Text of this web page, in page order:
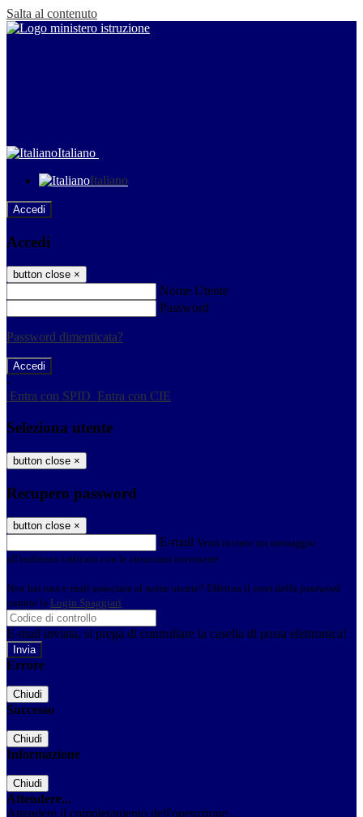
Salta al contenuto
Italiano
Italiano
Accedi
Accedi
button close ×
Nome Utente
Password
Password dimenticata?
-
Entra con SPID Entra con CIE
Seleziona utente
button close ×
Recupero password
button close ×
E-mail Verrà inviato un messaggio
all'indirizzo indicato con le istruzioni necessarie.
Non hai una e-mail associata al nome utente? Effettua il reset della password
tramite la Login Spaggiari
E-mail inviata, si prega di controllare la casella di posta elettronica!
Errore
Chiudi
Successo
Chiudi
Informazione
Chiudi
Attendere...
Attendere il completamento dell'operazione...